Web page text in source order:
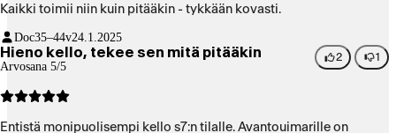
Kaikki toimii niin kuin pitääkin - tykkään kovasti.
Doc35–44v24.1.2025
Hieno kello, tekee sen mitä pitääkin
Arvosana 5/5
2 1
Entistä monipuolisempi kello s7:n tilalle. Avantouimarille on